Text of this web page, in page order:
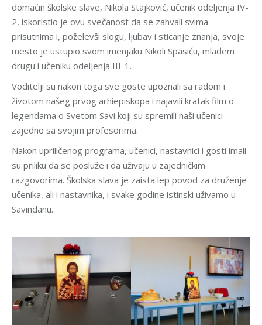
domaćin školske slave, Nikola Stajković, učenik odeljenja IV-
2, iskoristio je ovu svečanost da se zahvali svima
prisutnima i, poželevši slogu, ljubav i sticanje znanja, svoje
mesto je ustupio svom imenjaku Nikoli Spasiću, mlađem
drugu i učeniku odeljenja III-1.
Voditelji su nakon toga sve goste upoznali sa radom i
životom našeg prvog arhiepiskopa i najavili kratak film o
legendama o Svetom Savi koji su spremili naši učenici
zajedno sa svojim profesorima.
Nakon upriličenog programa, učenici, nastavnici i gosti imali
su priliku da se posluže i da uživaju u zajedničkim
razgovorima. Školska slava je zaista lep povod za druženje
učenika, ali i nastavnika, i svake godine istinski uživamo u
Savindanu.